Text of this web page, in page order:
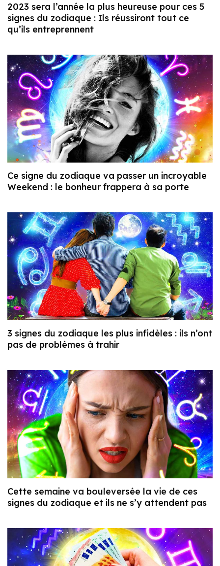
2023 sera l’année la plus heureuse pour ces 5
signes du zodiaque : Ils réussiront tout ce
qu’ils entreprennent
Ce signe du zodiaque va passer un incroyable
Weekend : le bonheur frappera à sa porte
3 signes du zodiaque les plus infidèles : ils n’ont
pas de problèmes à trahir
Cette semaine va bouleversée la vie de ces
signes du zodiaque et ils ne s’y attendent pas